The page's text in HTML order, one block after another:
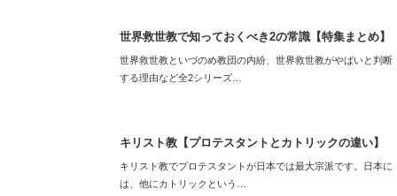
世界救世教で知っておくべき2の常識【特集まとめ】
世界救世教といづのめ教団の内紛、世界救世教がやばいと判断
する理由など全2シリーズ…
キリスト教【プロテスタントとカトリックの違い】
キリスト教でプロテスタントが日本では最大宗派です。日本に
は、他にカトリックという…